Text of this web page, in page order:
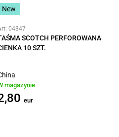
New
04347
SCOTCH PERFOROWANA
10 SZT.
magazynie
eur